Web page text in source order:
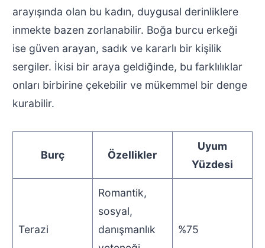
arayışında olan bu kadın, duygusal derinliklere
inmekte bazen zorlanabilir. Boğa burcu erkeği
ise güven arayan, sadık ve kararlı bir kişilik
sergiler. İkisi bir araya geldiğinde, bu farklılıklar
onları birbirine çekebilir ve mükemmel bir denge
kurabilir.
Burç Özellikler
Uyum
Yüzdesi
Terazi
Romantik,
sosyal,
danışmanlık
%75